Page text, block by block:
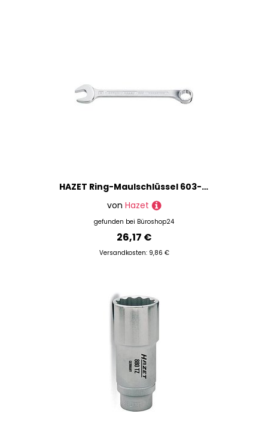
HAZET Ring-Maulschlüssel 603-19 19 x 19 mm, 1 St.
von Hazet
gefunden bei Büroshop24
26,17 €
Versandkosten: 9,86 €